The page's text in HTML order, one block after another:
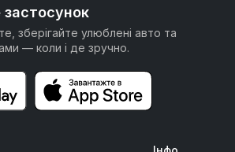
зберігайте улюблені авто та
— коли і де зручно.